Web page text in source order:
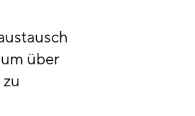
über